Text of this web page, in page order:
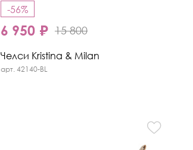
-56%
6 950 ₽ 15 800
Челси Kristina & Milan
арт. 42140-BL